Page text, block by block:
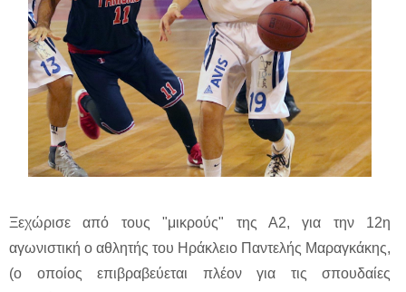
Ξεχώρισε από τους "μικρούς" της Α2, για την 12η
αγωνιστική ο αθλητής του Ηράκλειο Παντελής Μαραγκάκης,
(ο οποίος επιβραβεύεται πλέον για τις σπουδαίες